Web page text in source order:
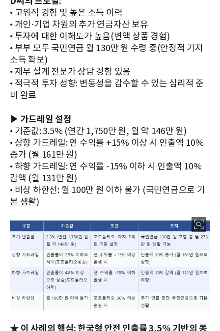
• 고위직 경험 및 높은 소득 이력
• 개인·기업 차원의 추가 연금자산 보유
• 투자에 대한 이해도가 높음(변액 상품 경험)
• 부부 모두 국민연금 월 130만 원 수령 중(안정적 기저
소득 확보)
• 재무 설계 전문가 상담 경험 있음
• 적극적 투자 성향: 변동성을 감수할 수 있는 심리적 준
비 완료
▶ 가드레일 설정
• 기준값: 3.5% (연간 1,750만 원, 월 약 146만 원)
• 상향 가드레일: 연 수익률 +15% 이상 시 인출액 10%
증가 (월 161만 원)
• 하향 가드레일: 연 수익률 -15% 이하 시 인출액 10%
감액 (월 131만 원)
• 비상 하한선: 월 100만 원 이하 불가 (국민연금으로 기
본 생활)
★ 이 사례의 핵심: 한국형 안전 인출률 3.5% 기반의 동